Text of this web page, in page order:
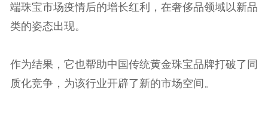
端珠宝市场疫情后的增长红利，在奢侈品领域以新品
类的姿态出现。
作为结果，它也帮助中国传统黄金珠宝品牌打破了同
质化竞争，为该行业开辟了新的市场空间。